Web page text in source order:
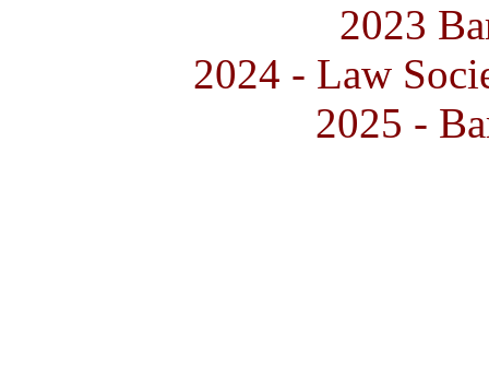
2023
2024 - Law
2025 -